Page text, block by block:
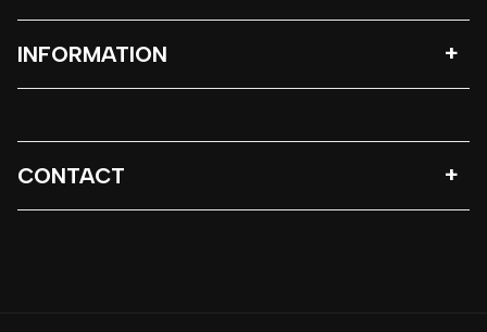
INFORMATION
CONTACT